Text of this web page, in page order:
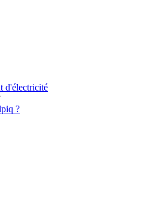
d'électricité
?